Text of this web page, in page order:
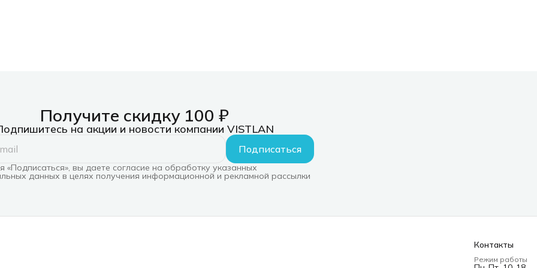
Получите скидку 100 ₽
на акции и новости компании VISTLAN
Подписаться
«Подписаться», вы даете согласие на обработку указанных
данных в целях получения информационной и рекламной рассылки
Контакты
Режим работы